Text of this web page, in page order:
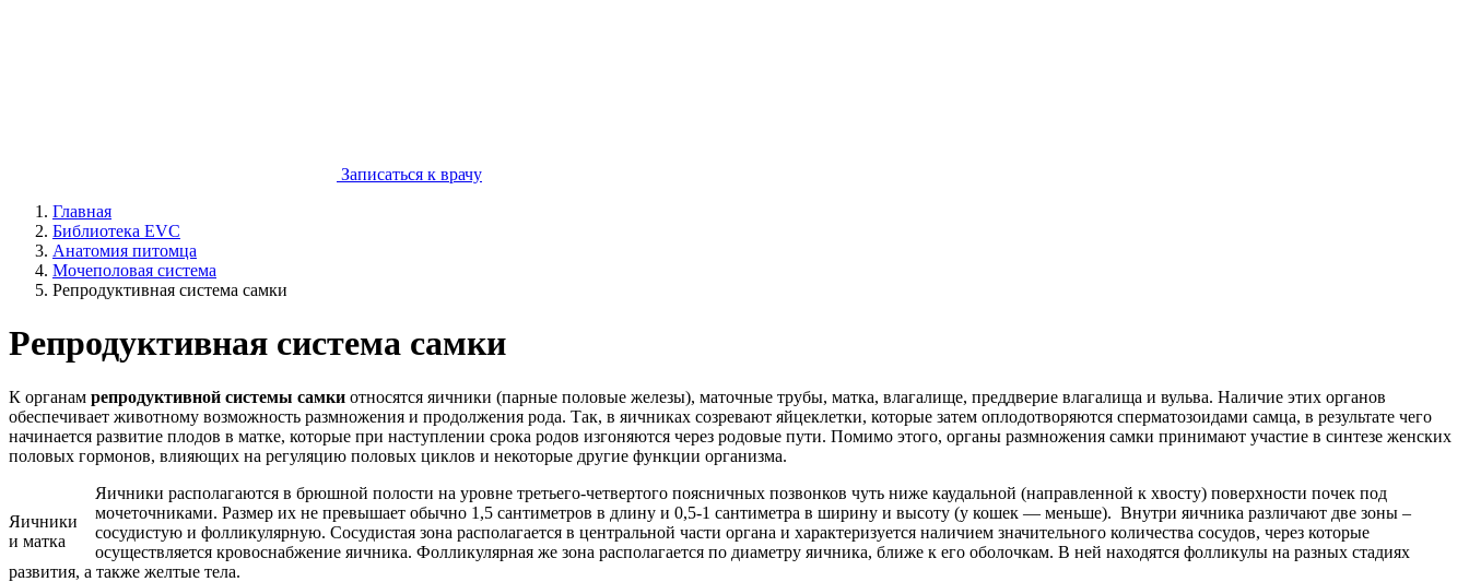
Записаться к врачу
Главная
Библиотека EVC
Анатомия питомца
Мочеполовая система
Репродуктивная система самки
Репродуктивная система самки
К органам репродуктивной системы самки относятся яичники (парные половые железы), маточные трубы, матка, влагалище, преддверие влагалища и вульва. Наличие этих органов
обеспечивает животному возможность размножения и продолжения рода. Так, в яичниках созревают яйцеклетки, которые затем оплодотворяются сперматозоидами самца, в результате чего
начинается развитие плодов в матке, которые при наступлении срока родов изгоняются через родовые пути. Помимо этого, органы размножения самки принимают участие в синтезе женских
половых гормонов, влияющих на регуляцию половых циклов и некоторые другие функции организма.
Яичники
и матка
Яичники располагаются в брюшной полости на уровне третьего-четвертого поясничных позвонков чуть ниже каудальной (направленной к хвосту) поверхности почек под
мочеточниками. Размер их не превышает обычно 1,5 сантиметров в длину и 0,5-1 сантиметра в ширину и высоту (у кошек — меньше). Внутри яичника различают две зоны –
сосудистую и фолликулярную. Сосудистая зона располагается в центральной части органа и характеризуется наличием значительного количества сосудов, через которые
осуществляется кровоснабжение яичника. Фолликулярная же зона располагается по диаметру яичника, ближе к его оболочкам. В ней находятся фолликулы на разных стадиях
развития, а также желтые тела.